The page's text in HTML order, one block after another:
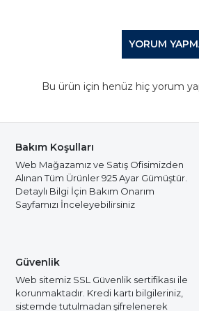
YORUM
Bu ürün için henüz hiç yorum
Bakım Koşulları
Web Mağazamız ve Satış Ofisimizden
Alınan Tüm Ürünler 925 Ayar Gümüştür.
Detaylı Bilgi İçin Bakım Onarım
Sayfamızı İnceleyebilirsiniz
Güvenlik
Web sitemiz SSL Güvenlik sertifikası ile
korunmaktadır. Kredi kartı bilgileriniz,
sistemde tutulmadan şifrelenerek